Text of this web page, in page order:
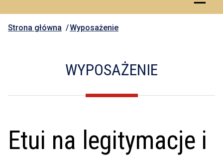
Strona główna Wyposażenie
WYPOSAŻENIE
Etui na legitymacje i